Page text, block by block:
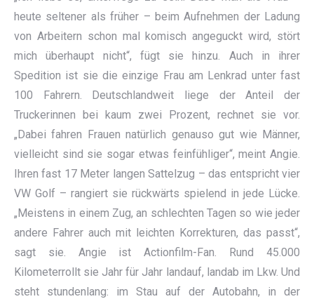
heute seltener als früher – beim Aufnehmen der Ladung
von Arbeitern schon mal komisch angeguckt wird, stört
mich überhaupt nicht“, fügt sie hinzu. Auch in ihrer
Spedition ist sie die einzige Frau am Lenkrad unter fast
100 Fahrern. Deutschlandweit liege der Anteil der
Truckerinnen bei kaum zwei Prozent, rechnet sie vor.
„Dabei fahren Frauen natürlich genauso gut wie Männer,
vielleicht sind sie sogar etwas feinfühliger“, meint Angie.
Ihren fast 17 Meter langen Sattelzug – das entspricht vier
VW Golf – rangiert sie rückwärts spielend in jede Lücke.
„Meistens in einem Zug, an schlechten Tagen so wie jeder
andere Fahrer auch mit leichten Korrekturen, das passt“,
sagt sie. Angie ist Actionfilm-Fan. Rund 45.000
Kilometerrollt sie Jahr für Jahr landauf, landab im Lkw. Und
steht stundenlang: im Stau auf der Autobahn, in der